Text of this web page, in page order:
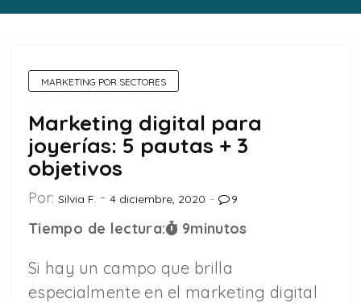
MARKETING POR SECTORES
Marketing digital para
joyerías: 5 pautas + 3
objetivos
Por: Silvia F. 4 diciembre, 2020 9
Tiempo de lectura: 9minutos
Si hay un campo que brilla
especialmente en el marketing digital